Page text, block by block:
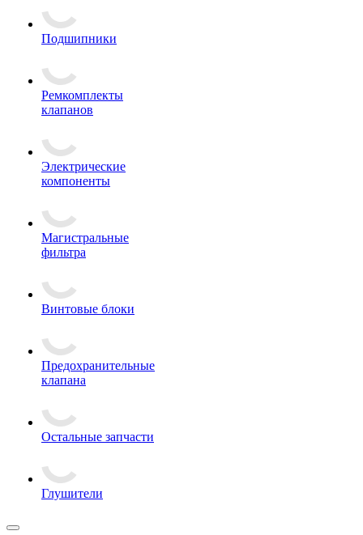
Подшипники
Ремкомплекты
клапанов
Электрические
компоненты
Магистральные
фильтра
Винтовые блоки
Предохранительные
клапана
Остальные запчасти
Глушители